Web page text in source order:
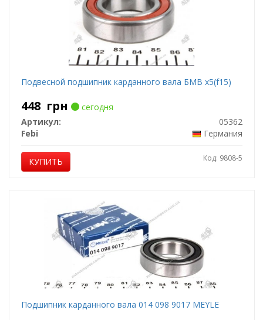
Подвесной подшипник карданного вала БМВ x5(f15)
448 грн
сегодня
Артикул:
05362
Febi
Германия
КУПИТЬ Код: 9808-5
Подшипник карданного вала 014 098 9017 MEYLE